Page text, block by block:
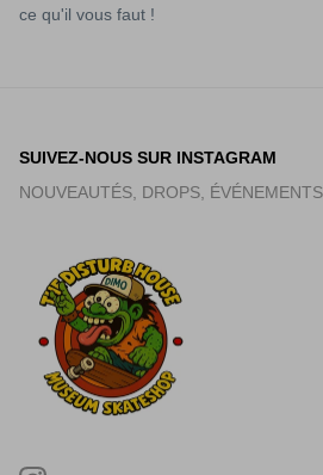
ce qu'il vous faut !
SUIVEZ-NOUS SUR INSTAGRAM
NOUVEAUTÉS, DROPS,